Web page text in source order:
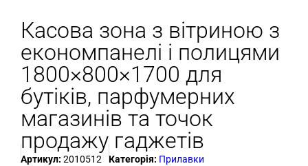
Касова зона з вітриною з
економпанелі і полицями
1800×800×1700 для
бутіків, парфумерних
магазинів та точок
продажу гаджетів
Артикул: 2010512 Категорія: Прилавки